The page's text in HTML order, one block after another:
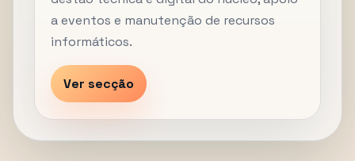
a eventos e manutenção de recursos
informáticos.
Ver secção